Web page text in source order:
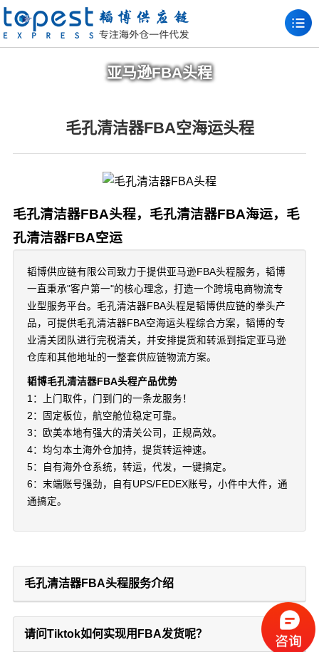
亚马逊FBA头程
毛孔清洁器FBA空海运头程
毛孔清洁器FBA头程，毛孔清洁器FBA海运，毛
孔清洁器FBA空运
韬博供应链有限公司致力于提供亚马逊FBA头程服务，韬博
一直秉承"客户第一"的核心理念，打造一个跨境电商物流专
业型服务平台。毛孔清洁器FBA头程是韬博供应链的拳头产
品，可提供毛孔清洁器FBA空海运头程综合方案，韬博的专
业清关团队进行完税清关，并安排提货和转派到指定亚马逊
仓库和其他地址的一整套供应链物流方案。
韬博毛孔清洁器FBA头程产品优势
1：上门取件，门到门的一条龙服务！
2：固定板位，航空舱位稳定可靠。
3：欧美本地有强大的清关公司，正规高效。
4：均匀本土海外仓加持，提货转运神速。
5：自有海外仓系统，转运，代发，一键搞定。
6：末端账号强劲，自有UPS/FEDEX账号，小件中大件，通
通搞定。
毛孔清洁器FBA头程服务介绍
请问Tiktok如何实现用FBA发货呢？